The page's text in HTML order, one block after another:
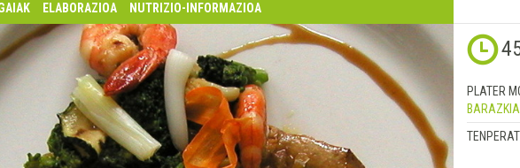
ELABORAZIOA NUTRIZIO-INFORMAZIOA
PLATER